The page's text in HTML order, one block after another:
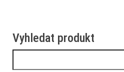
Vyhledat produkt